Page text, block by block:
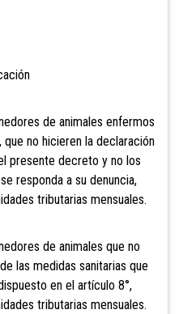
de animales enfermos
no hicieren la declaración
presente decreto y no los
responda a su denuncia,
tributarias mensuales.
de animales que no
las medidas sanitarias que
en el artículo 8°,
tributarias mensuales.